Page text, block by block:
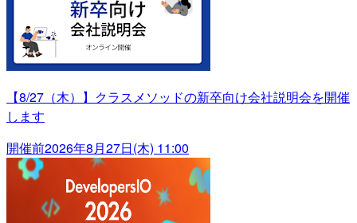
【8/27（木）】クラスメソッドの新卒向け会社説明会を開催
します
開催前2026年8月27日(木) 11:00